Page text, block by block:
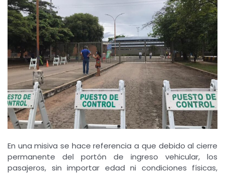
En una misiva se hace referencia a que debido al cierre
permanente del portón de ingreso vehicular, los
pasajeros, sin importar edad ni condiciones físicas,